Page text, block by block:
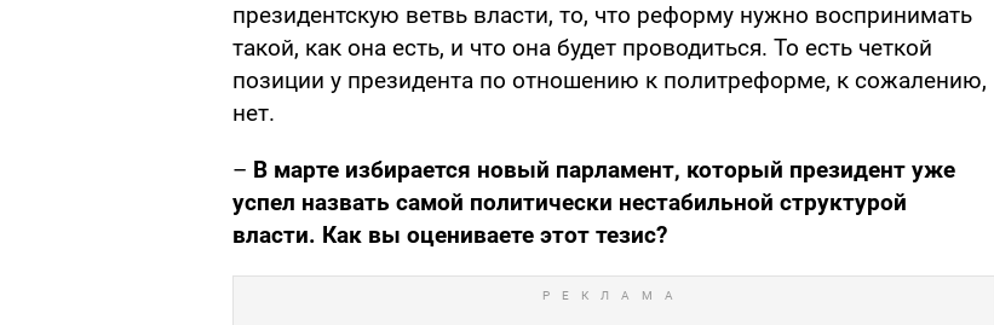
президентскую ветвь власти, то, что реформу нужно воспринимать
такой, как она есть, и что она будет проводиться. То есть четкой
позиции у президента по отношению к политреформе, к сожалению,
нет.
– В марте избирается новый парламент, который президент уже
успел назвать самой политически нестабильной структурой
власти. Как вы оцениваете этот тезис?